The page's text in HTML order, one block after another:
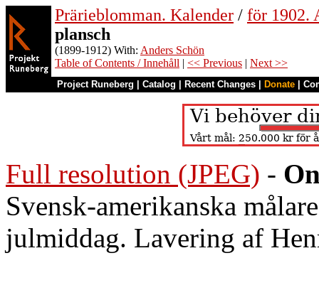
Prärieblomman. Kalender / för 1902.
plansch
(1899-1912) With: Anders Schön
Table of Contents / Innehåll | << Previous | Next >>
Project Runeberg Catalog Recent Changes Donate
Full resolution (JPEG) -
Svensk-amerikanska
julmiddag. Lavering af